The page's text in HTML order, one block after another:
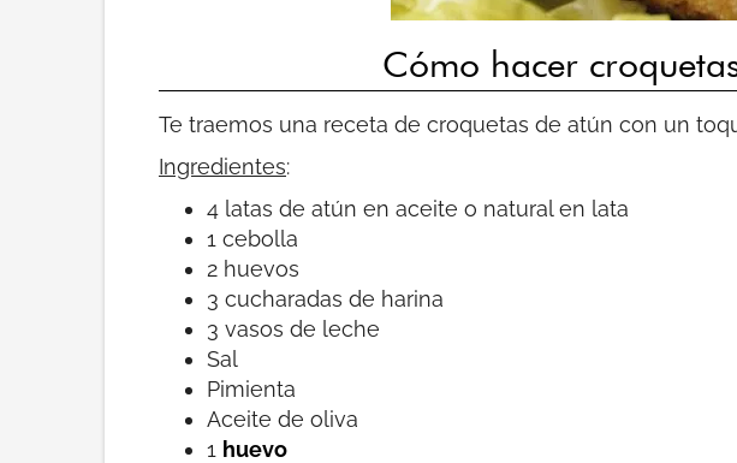
Cómo hacer
Te traemos una receta de croquetas de atún con un
Ingredientes:
4 latas de atún en aceite o natural en lata
1 cebolla
2 huevos
3 cucharadas de harina
3 vasos de leche
Sal
Pimienta
Aceite de oliva
1 huevo